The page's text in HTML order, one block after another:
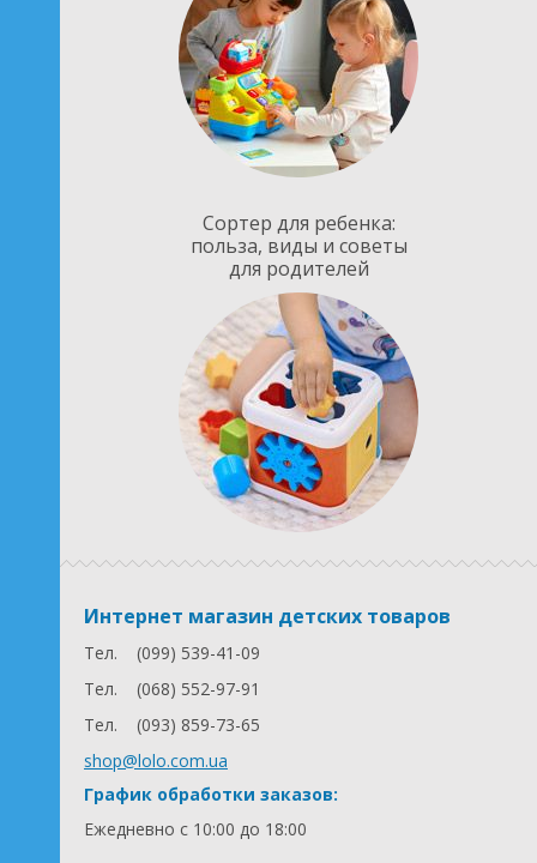
Сортер для ребенка:
польза, виды и советы
для родителей
Интернет магазин детских товаров
Тел.
(099) 539-41-09
Тел.
(068) 552-97-91
Тел.
(093) 859-73-65
shop@lolo.com.ua
График обработки заказов:
Ежедневно с 10:00 до 18:00